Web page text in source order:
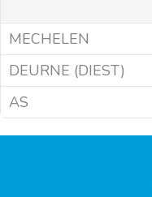
MECHELEN
DEURNE (DIEST)
AS